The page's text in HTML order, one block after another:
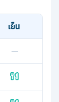
เย็น
—